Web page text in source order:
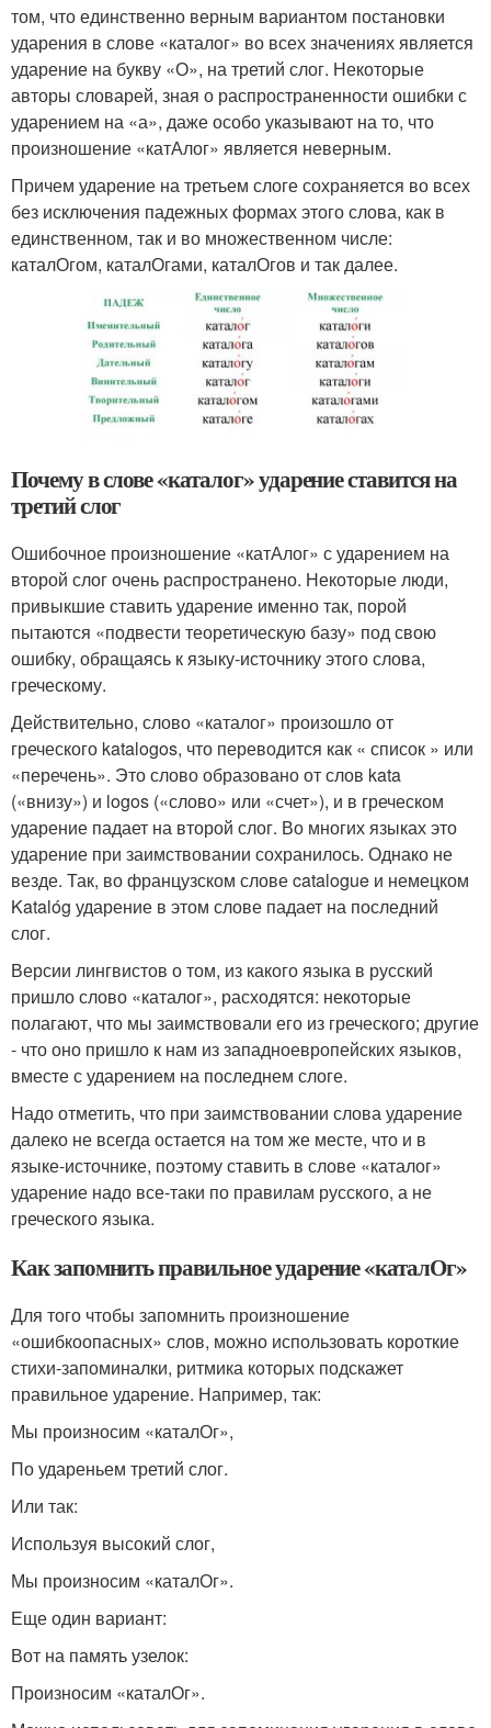
том, что единственно верным вариантом постановки
ударения в слове «каталог» во всех значениях является
ударение на букву «О», на третий слог. Некоторые
авторы словарей, зная о распространенности ошибки с
ударением на «а», даже особо указывают на то, что
произношение «катАлог» является неверным.
Причем ударение на третьем слоге сохраняется во всех
без исключения падежных формах этого слова, как в
единственном, так и во множественном числе:
каталОгом, каталОгами, каталОгов и так далее.
Почему в слове «каталог» ударение ставится на
третий слог
Ошибочное произношение «катАлог» с ударением на
второй слог очень распространено. Некоторые люди,
привыкшие ставить ударение именно так, порой
пытаются «подвести теоретическую базу» под свою
ошибку, обращаясь к языку-источнику этого слова,
греческому.
Действительно, слово «каталог» произошло от
греческого katalogos, что переводится как « список » или
«перечень». Это слово образовано от слов kata
(«внизу») и logos («слово» или «счет»), и в греческом
ударение падает на второй слог. Во многих языках это
ударение при заимствовании сохранилось. Однако не
везде. Так, во французском слове catalogue и немецком
Katalóg ударение в этом слове падает на последний
слог.
Версии лингвистов о том, из какого языка в русский
пришло слово «каталог», расходятся: некоторые
полагают, что мы заимствовали его из греческого; другие
- что оно пришло к нам из западноевропейских языков,
вместе с ударением на последнем слоге.
Надо отметить, что при заимствовании слова ударение
далеко не всегда остается на том же месте, что и в
языке-источнике, поэтому ставить в слове «каталог»
ударение надо все-таки по правилам русского, а не
греческого языка.
Как запомнить правильное ударение «каталОг»
Для того чтобы запомнить произношение
«ошибкоопасных» слов, можно использовать короткие
стихи-запоминалки, ритмика которых подскажет
правильное ударение. Например, так:
Мы произносим «каталОг»,
По удареньем третий слог.
Или так:
Используя высокий слог,
Мы произносим «каталОг».
Еще один вариант:
Вот на память узелок:
Произносим «каталОг».